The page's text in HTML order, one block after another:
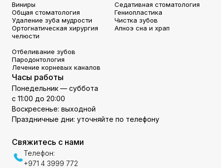
Виниры
Общая стоматология
Удаление зуба мудрости
Ортогнатическая хирургия
челюсти
Седативная стоматология
Гениопластика
Чистка зубов
Апноэ сна и храп
Отбеливание зубов
Пародонтология
Лечение корневых каналов
Часы работы
Понедельник — суббота
с 11:00 до 20:00
Воскресенье: выходной
Праздничные дни: уточняйте по телефону
Свяжитесь с нами
Телефон:
+971 4 3999 772